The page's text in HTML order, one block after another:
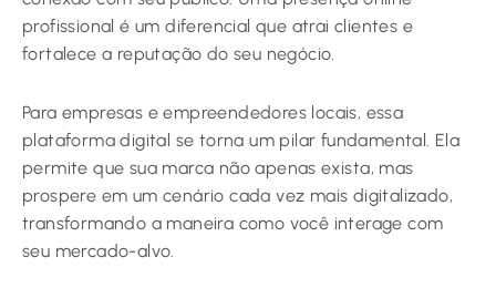
profissional é um diferencial que atrai clientes e
fortalece a reputação do seu negócio.
Para empresas e empreendedores locais, essa
plataforma digital se torna um pilar fundamental. Ela
permite que sua marca não apenas exista, mas
prospere em um cenário cada vez mais digitalizado,
transformando a maneira como você interage com
seu mercado-alvo.